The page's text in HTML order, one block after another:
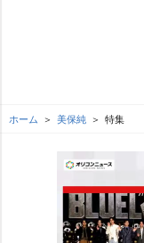
ホーム 美保純 特集